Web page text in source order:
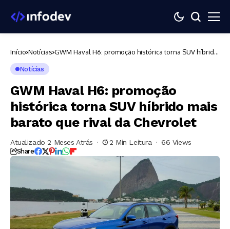
Início Notícias GWM Haval H6: promoção histórica torna SUV híbrido
Notícias
GWM Haval H6: promoção
histórica torna SUV híbrido mais
barato que rival da Chevrolet
Atualizado 2 Meses Atrás 2 Min Leitura 66 Views
Share